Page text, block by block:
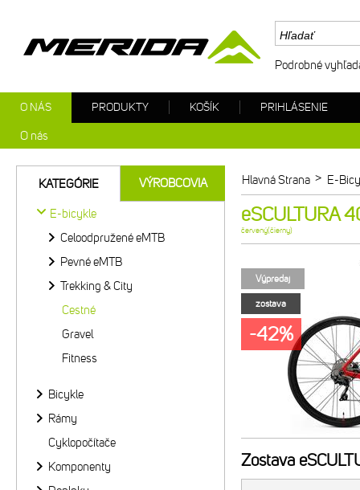
Hlavná Strana > E-
eSCULTURA
červený(čierny)
Výpredaj
zostava
-42%
Zostava
KATEGÓRIE VÝROBCOVIA
E-bicykle
Celoodpružené eMTB
Pevné eMTB
Trekking & City
Cestné
Gravel
Fitness
Bicykle
Rámy
Cyklopočítače
Komponenty
Podrobné
O NÁS
O nás
PRODUKTY KOŠÍK PRIHLÁSENIE